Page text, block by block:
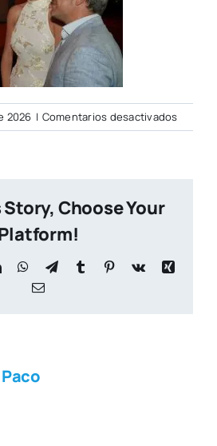
2026 | Comentarios desactivadosen
Choose Your
LinkedInWhatsApp
TelegramTumblr Pinterest
Vk
Xing
Correo
Paco